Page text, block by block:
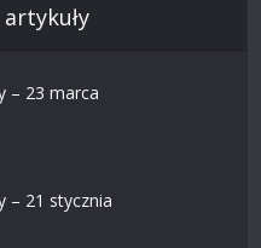
– 23 marca
– 21 stycznia